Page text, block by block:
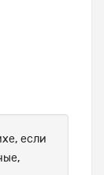
если